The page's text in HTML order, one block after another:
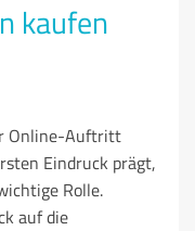
kaufen
Online-Auftritt
Eindruck prägt,
Rolle.
auf die